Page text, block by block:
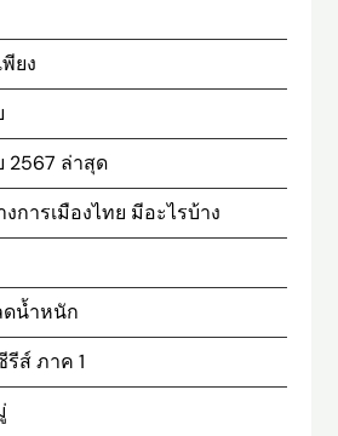
ยง
2567 ล่าสุด
การเมืองไทย มีอะไรบ้าง
ดน้ำหนัก
รีส์ ภาค 1